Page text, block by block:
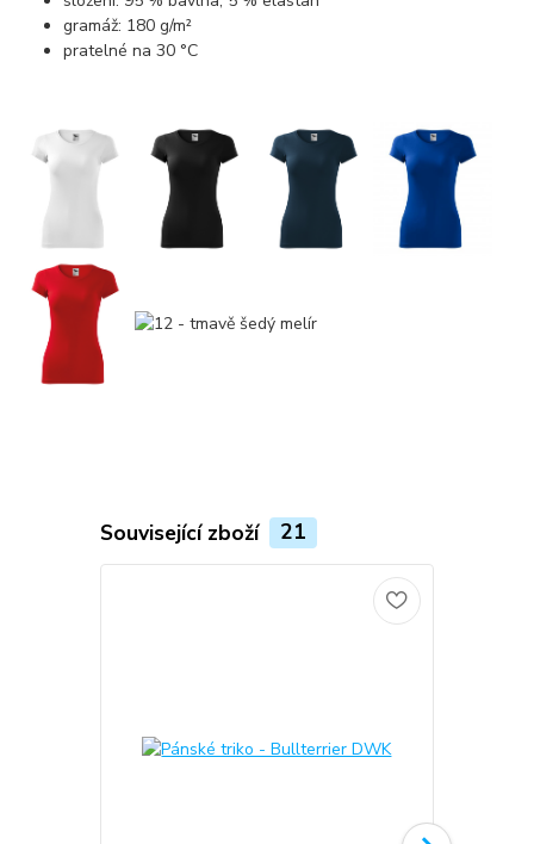
gramáž: 180 g/m²
pratelné na 30 °C
Související zboží 21